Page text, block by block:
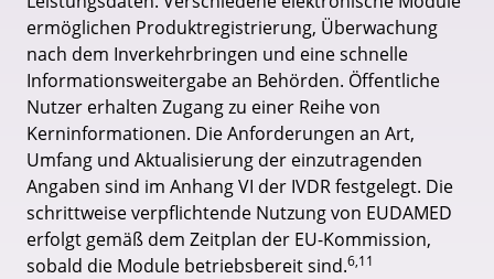
ermöglichen Produktregistrierung, Überwachung
nach dem Inverkehrbringen und eine schnelle
Informationsweitergabe an Behörden. Öffentliche
Nutzer erhalten Zugang zu einer Reihe von
Kerninformationen. Die Anforderungen an Art,
Umfang und Aktualisierung der einzutragenden
Angaben sind im Anhang VI der IVDR festgelegt. Die
schrittweise verpflichtende Nutzung von EUDAMED
erfolgt gemäß dem Zeitplan der EU-Kommission,
sobald die Module betriebsbereit sind.6,11